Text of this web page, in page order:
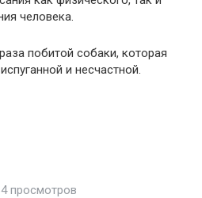
человека.
побитой собаки, которая
и несчастной.
просмотров